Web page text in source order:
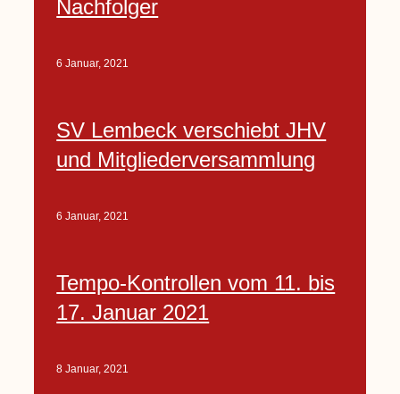
Nachfolger
6 Januar, 2021
SV Lembeck verschiebt JHV
und Mitgliederversammlung
6 Januar, 2021
Tempo-Kontrollen vom 11. bis
17. Januar 2021
8 Januar, 2021